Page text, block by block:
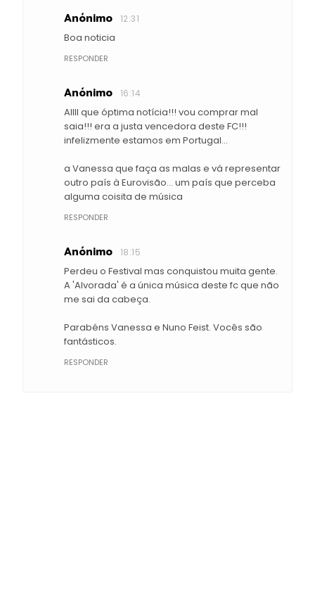
Anónimo 12:31
Boa noticia
RESPONDER
Anónimo 16:14
AIIII que óptima notícia!!! vou comprar mal
saia!!! era a justa vencedora deste FC!!!
infelizmente estamos em Portugal...
a Vanessa que faça as malas e vá representar
outro país à Eurovisão... um país que perceba
alguma coisita de música
RESPONDER
Anónimo 18:15
Perdeu o Festival mas conquistou muita gente.
A 'Alvorada' é a única música deste fc que não
me sai da cabeça.
Parabéns Vanessa e Nuno Feist. Vocês são
fantásticos.
RESPONDER